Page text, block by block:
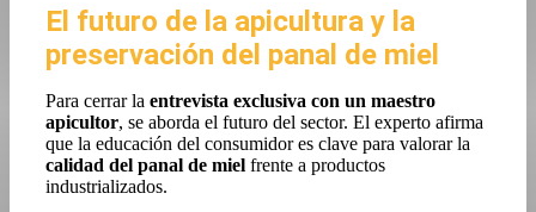
El futuro de la apicultura y la
preservación del panal de miel
Para cerrar la entrevista exclusiva con un maestro
apicultor, se aborda el futuro del sector. El experto afirma
que la educación del consumidor es clave para valorar la
calidad del panal de miel frente a productos
industrializados.